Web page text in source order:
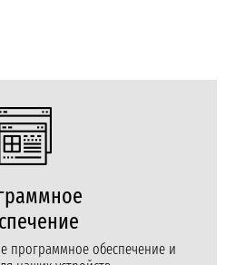
программное обеспечение и